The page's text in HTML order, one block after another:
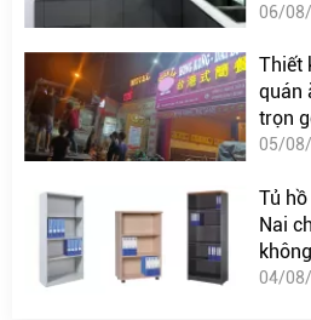
06/
Thiết
quán
trọn
05/
Tủ
Nai
04/